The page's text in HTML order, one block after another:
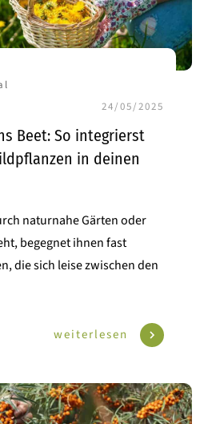
24/05/2025
Beet: So integrierst
in deinen
naturnahe Gärten oder
begegnet ihnen fast
die sich leise zwischen den
weiterlesen